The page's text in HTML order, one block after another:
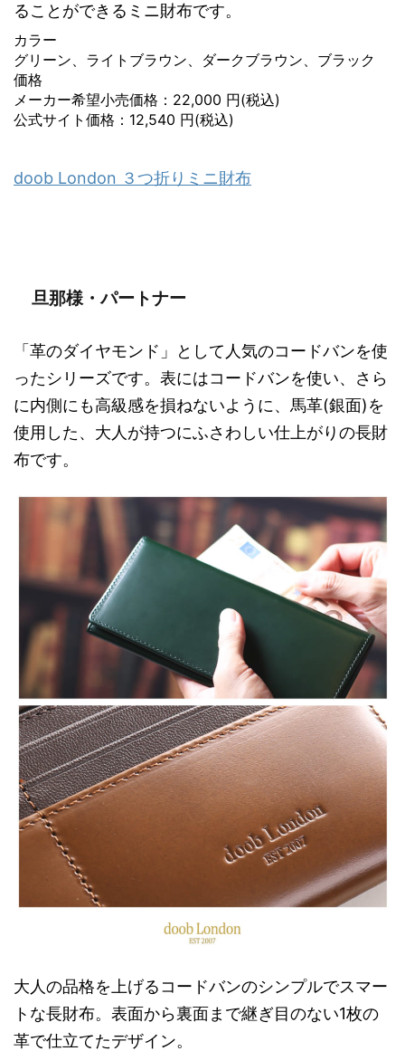
ることができるミニ財布です。
カラー
グリーン、ライトブラウン、ダークブラウン、ブラック
価格
メーカー希望小売価格：22,000 円(税込)
公式サイト価格：12,540 円(税込)
doob London ３つ折りミニ財布
旦那様・パートナー
「革のダイヤモンド」として人気のコードバンを使
ったシリーズです。表にはコードバンを使い、さら
に内側にも高級感を損ねないように、馬革(銀面)を
使用した、大人が持つにふさわしい仕上がりの長財
布です。
大人の品格を上げるコードバンのシンプルでスマー
トな長財布。表面から裏面まで継ぎ目のない1枚の
革で仕立てたデザイン。